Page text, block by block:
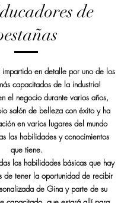
de
impartido en detalle por uno de los
capacitados de la industria!
el negocio durante varios años,
salón de belleza con éxito y ha
en varios lugares del mundo
las habilidades y conocimientos
que tiene.
las habilidades básicas que hay
de tener la oportunidad de recibir
de Gina y parte de su